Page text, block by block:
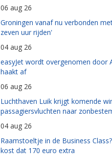
06 aug 26
Groningen vanaf nu verbonden
zeven uur rijden'
04 aug 26
easyJet wordt overgenomen door
haakt af
06 aug 26
Luchthaven Luik krijgt komende
passagiersvluchten naar
04 aug 26
Raamstoeltje in de Business
kost dat 170 euro extra